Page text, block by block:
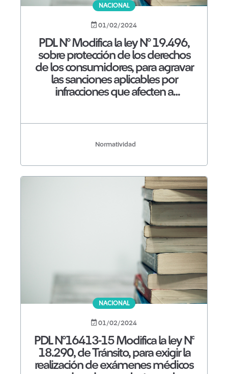
NACIONAL
01/02/2024
PDL N° Modifica la ley N° 19.496,
sobre protección de los derechos
de los consumidores, para agravar
las sanciones aplicables por
infracciones que afecten a
Normatividad
NACIONAL
01/02/2024
PDL N°16413-15 Modifica la ley N°
18.290, de Tránsito, para exigir la
realización de exámenes médicos